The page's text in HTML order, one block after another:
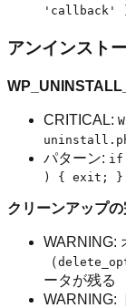
'callback'
アンインスト
CRITICAL:
パターン: if
) { exit; }
クリーンアップ
WARNING:
（
ータが残る
WARNING: